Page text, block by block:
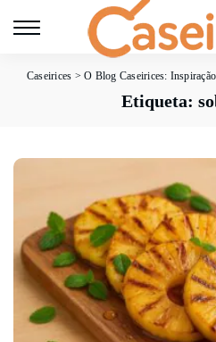
Caseirices >O Blog Caseirices:
Etiqueta: